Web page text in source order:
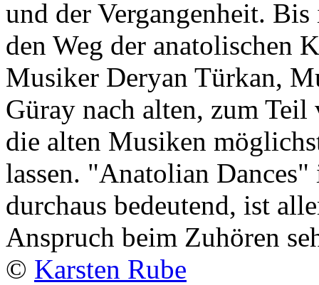
und der Vergangenheit.
den Weg der anatolischen
Musiker Deryan Türkan,
Güray nach alten, zum Teil
die alten Musiken
lassen. "Anatolian
durchaus bedeutend, ist
Anspruch beim Zuhören
© Karsten Rube